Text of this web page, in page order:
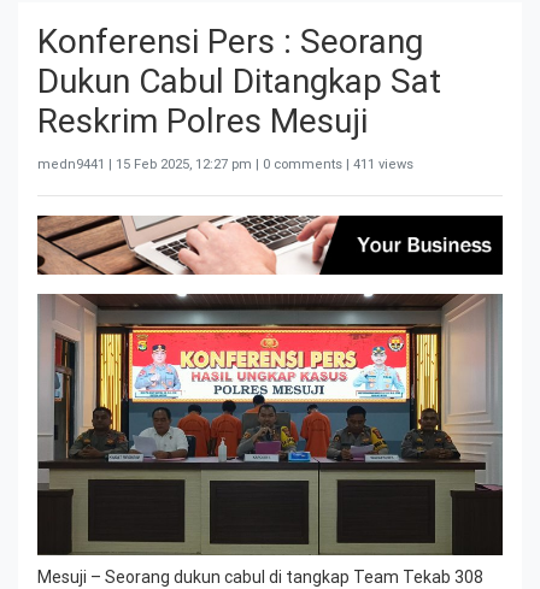
Konferensi Pers : Seorang
Dukun Cabul Ditangkap Sat
Reskrim Polres Mesuji
medn9441 | 15 Feb 2025, 12:27 pm | 0 comments | 411 views
Mesuji – Seorang dukun cabul di tangkap Team Tekab 308